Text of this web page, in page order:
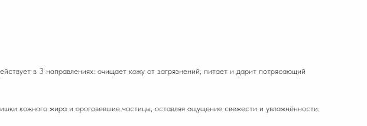
в 3 направлениях: очищает кожу от загрязнений, питает и дарит потрясающий
кожного жира и ороговевшие частицы, оставляя ощущение свежести и увлажнённости.